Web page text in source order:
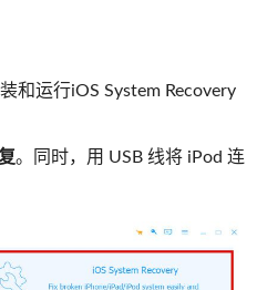
和运行iOS System Recovery
。同时，用 USB 线将 iPod 连